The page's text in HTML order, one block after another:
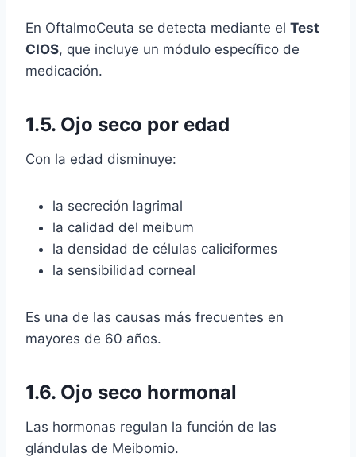
En OftalmoCeuta se detecta mediante el Test
CIOS, que incluye un módulo específico de
medicación.
1.5. Ojo seco por edad
Con la edad disminuye:
la secreción lagrimal
la calidad del meibum
la densidad de células caliciformes
la sensibilidad corneal
Es una de las causas más frecuentes en
mayores de 60 años.
1.6. Ojo seco hormonal
Las hormonas regulan la función de las
glándulas de Meibomio.